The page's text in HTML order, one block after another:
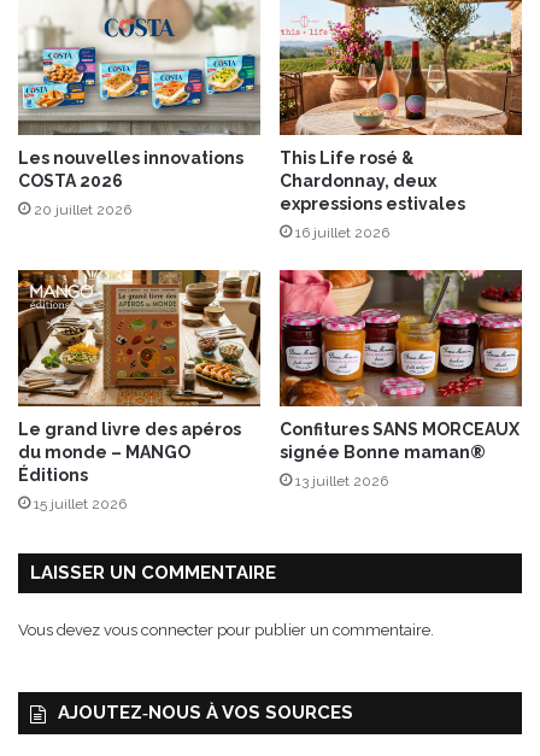
s
”
è
r
e
,
s
a
l
o
r
n
e
s
t
o
e
n
Les nouvelles innovations
COSTA 2026
20 juillet 2026
This Life rosé &
Chardonnay, deux
expressions estivales
16 juillet 2026
Le grand livre des apéros
du monde – MANGO
Éditions
15 juillet 2026
Confitures SANS MORCEAUX
signée Bonne maman®
13 juillet 2026
LAISSER UN COMMENTAIRE
Vous devez vous connecter pour publier un commentaire.
AJOUTEZ‑NOUS À VOS SOURCES